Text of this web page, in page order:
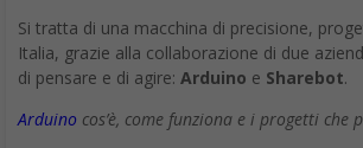
Si tratta di una macchina di precisione,
Italia, grazie alla collaborazione di due
di pensare e di agire: Arduino e Sharebot.
Arduino cos’è, come funziona e i progetti che